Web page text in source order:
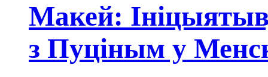
Макей:
з Пуціным у